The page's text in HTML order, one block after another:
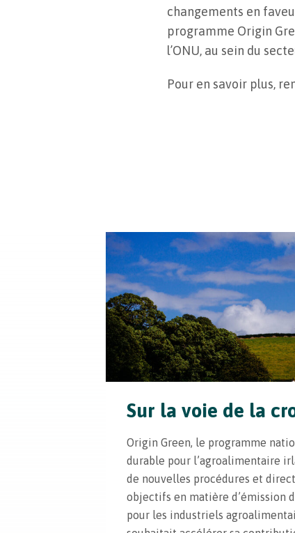
changements en
programme Origin
l’ONU, au sein du
Pour en savoir plus,
Sur la voie de la
Origin Green, le programme
durable pour l’agroalimentaire
de nouvelles procédures et
objectifs en matière d’émission
pour les industriels